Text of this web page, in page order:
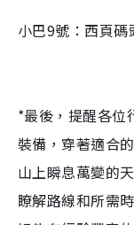
小巴9號：西頁
*最後，提醒各位
裝備，穿著適合
山上瞬息萬變的
瞭解路線和所需